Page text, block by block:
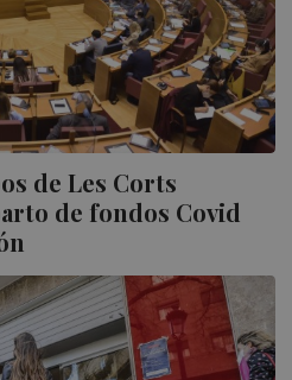
de Les Corts
de fondos Covid